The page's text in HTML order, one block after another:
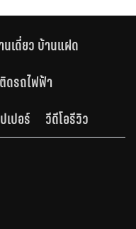
นเดี่ยว บ้านแฝด
ดรถไฟฟ้า
เปอร์ วีดีโอรีวิว